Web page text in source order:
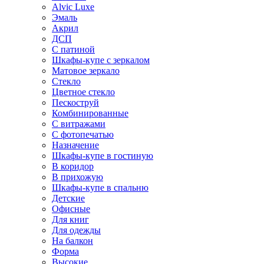
Alvic Luxe
Эмаль
Акрил
ДСП
С патиной
Шкафы-купе с зеркалом
Матовое зеркало
Стекло
Цветное стекло
Пескоструй
Комбинированные
С витражами
С фотопечатью
Назначение
Шкафы-купе в гостиную
В коридор
В прихожую
Шкафы-купе в спальню
Детские
Офисные
Для книг
Для одежды
На балкон
Форма
Высокие